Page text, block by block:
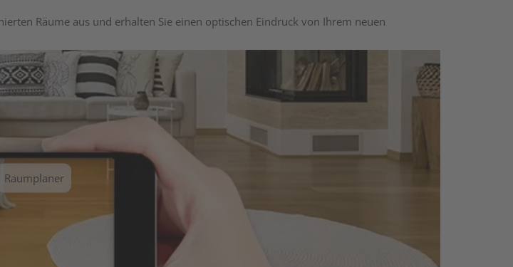
Räume aus und erhalten Sie einen optischen Eindruck von Ihrem neuen
Raumplaner